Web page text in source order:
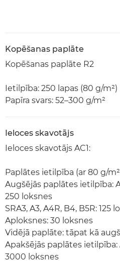
Kopēšanas paplāte
Kopēšanas paplāte R2
Ietilpība: 250 lapas (80 g/m²)
Papīra svars: 52–300 g/m²
Ieloces skavotājs
Ieloces skavotājs AC1:
Paplātes ietilpība (ar 80 g/
Augšējās paplātes ietilpība:
250 loksnes
SRA3, A3, A4R, B4, B5R: 125
Aploksnes: 30 loksnes
Vidējā paplāte: tāpat kā
Apakšējās paplātes ietilpība:
3000 loksnes